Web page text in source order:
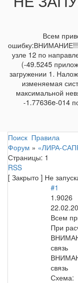
Всем
узле 12 по
(-49.5245
загружении 1.
изменяемая
максимальной
-1.77636e-014
Поиск Правила
Форум » «ЛИРА-
Страницы: 1
RSS
[ Закрыто ] Не
#1
1.9026
Всем
При
связь
связь
Схема: